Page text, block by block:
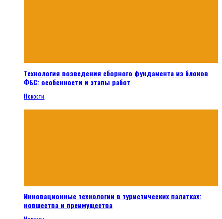
Технология возведения сборного фундамента из блоков
ФБС: особенности и этапы работ
Новости
Инновационные технологии в туристических палатках:
новшества и преимущества